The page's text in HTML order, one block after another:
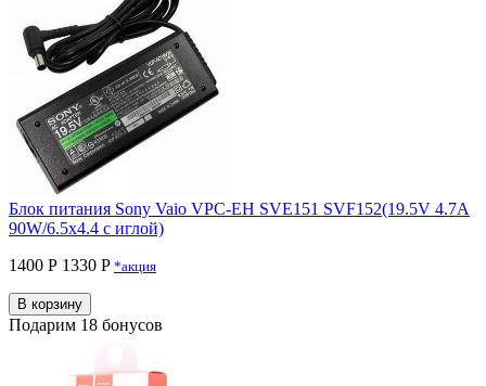
Блок питания Sony Vaio VPC-EH SVE151 SVF152(19.5V 4.7A
90W/6.5x4.4 с иглой)
1400 Р 1330 P *акция
В корзину
Подарим 18 бонусов